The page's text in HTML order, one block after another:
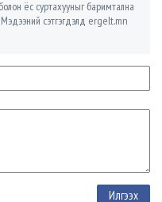
ёс суртахууныг баримтална
Мэдээний сэтгэгдэлд ergelt.mn